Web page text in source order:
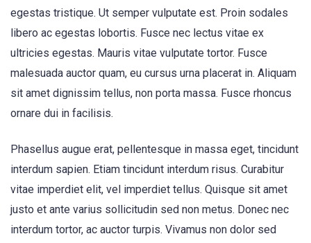
egestas tristique. Ut semper vulputate est. Proin sodales
libero ac egestas lobortis. Fusce nec lectus vitae ex
ultricies egestas. Mauris vitae vulputate tortor. Fusce
malesuada auctor quam, eu cursus urna placerat in. Aliquam
sit amet dignissim tellus, non porta massa. Fusce rhoncus
ornare dui in facilisis.
Phasellus augue erat, pellentesque in massa eget, tincidunt
interdum sapien. Etiam tincidunt interdum risus. Curabitur
vitae imperdiet elit, vel imperdiet tellus. Quisque sit amet
justo et ante varius sollicitudin sed non metus. Donec nec
interdum tortor, ac auctor turpis. Vivamus non dolor sed